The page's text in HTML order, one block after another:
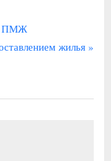
ПМЖ
жилья